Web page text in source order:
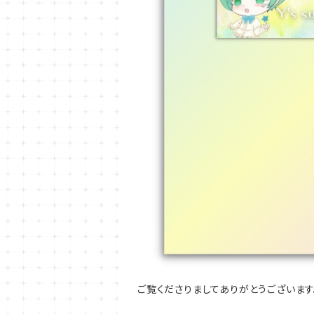
ご覧くださりましてありがとうございます